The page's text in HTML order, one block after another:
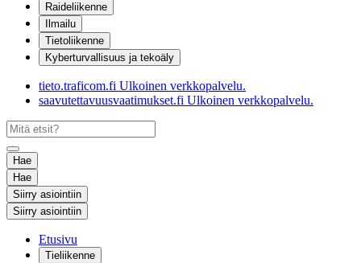
Raideliikenne
Ilmailu
Tietoliikenne
Kyberturvallisuus ja tekoäly
tieto.traficom.fi Ulkoinen verkkopalvelu.
saavutettavuusvaatimukset.fi Ulkoinen verkkopalvelu.
Hae
Hae
Siirry asiointiin
Siirry asiointiin
Etusivu
Tieliikenne